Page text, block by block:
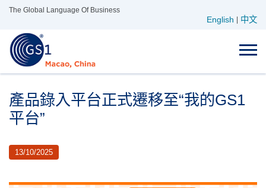
Skip
content
The Global Language Of Business
English 中文
產品錄入平台正式遷移至“我的GS1
平台”
13/10/2025